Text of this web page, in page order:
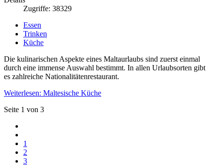
Zugriffe: 38329
Essen
Trinken
Küche
Die kulinarischen Aspekte eines Maltaurlaubs sind zuerst einmal
durch eine immense Auswahl bestimmt. In allen Urlaubsorten gibt
es zahlreiche Nationalitätenrestaurant.
Weiterlesen: Maltesische Küche
Seite 1 von 3
1
2
3